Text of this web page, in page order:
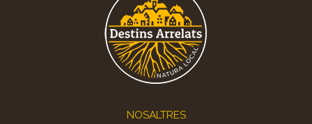
NOSALTRES